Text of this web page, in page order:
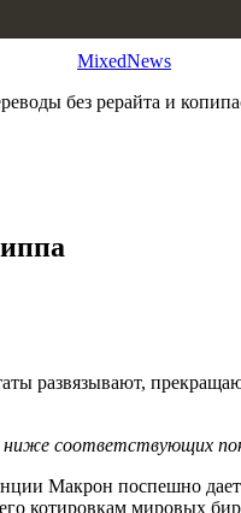
MixedNews
без рерайта и
развязывают,
соответствующих
Макрон поспешно
котировкам мировых